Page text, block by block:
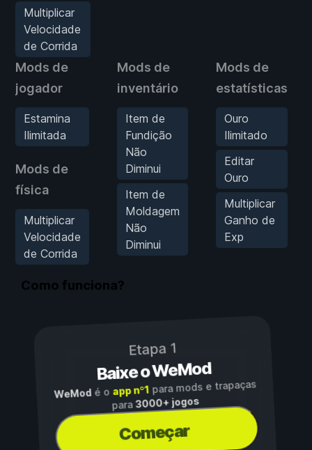
Multiplicar
Velocidade
de Corrida
Mods de
jogador
Estamina
Ilimitada
Mods de
física
Multiplicar
Velocidade
de Corrida
Mods de
inventário
Item de
Fundição
Não
Diminui
Item de
Moldagem
Não
Diminui
Mods de
estatísticas
Ouro
Ilimitado
Editar
Ouro
Multiplicar
Ganho de
Exp
Como funciona?
Etapa 1
Baixe o WeMod
WeModé o app nº1para mods e trapaças
para3000+ jogos
Começar